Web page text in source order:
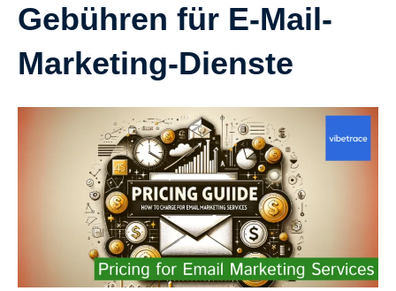
Gebühren für E-Mail-
Marketing-Dienste